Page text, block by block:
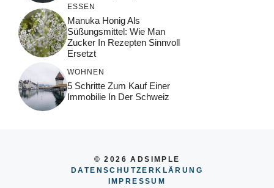
ESSEN
Manuka Honig Als
Süßungsmittel: Wie Man
Zucker In Rezepten Sinnvoll
Ersetzt
WOHNEN
5 Schritte Zum Kauf Einer
Immobilie In Der Schweiz
© 2026 ADSIMPLE
DATENSCHUTZERKLÄRUNG
IMPRESSUM